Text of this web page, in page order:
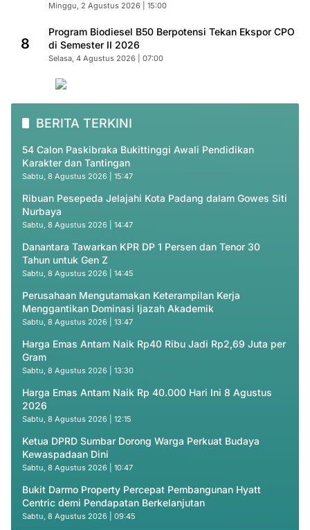
Minggu, 2 Agustus 2026 | 15:00
8
Program Biodiesel B50 Berpotensi Tekan Ekspor CPO
di Semester II 2026
Selasa, 4 Agustus 2026 | 07:00
BERITA TERKINI
54 Calon Paskibraka Bukittinggi Awali Pendidikan
Karakter dan Tantingan
Sabtu, 8 Agustus 2026 | 15:47
Ribuan Pesepeda Jelajahi Kota Padang dalam Gowes Siti
Nurbaya
Sabtu, 8 Agustus 2026 | 14:47
Danantara Tawarkan KPR DP 1 Persen dan Tenor 30
Tahun untuk Gen Z
Sabtu, 8 Agustus 2026 | 14:45
Perusahaan Mengutamakan Keterampilan Kerja
Menggantikan Dominasi Ijazah Akademik
Sabtu, 8 Agustus 2026 | 13:47
Harga Emas Antam Naik Rp40 Ribu Jadi Rp2,69 Juta per
Gram
Sabtu, 8 Agustus 2026 | 13:30
Harga Emas Antam Naik Rp 40.000 Hari Ini 8 Agustus
2026
Sabtu, 8 Agustus 2026 | 12:15
Ketua DPRD Sumbar Dorong Warga Perkuat Budaya
Kewaspadaan Dini
Sabtu, 8 Agustus 2026 | 10:47
Bukit Darmo Property Percepat Pembangunan Hyatt
Centric demi Pendapatan Berkelanjutan
Sabtu, 8 Agustus 2026 | 09:45